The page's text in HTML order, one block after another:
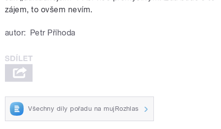
zájem, to ovšem nevím.
autor: Petr Příhoda
Všechny díly pořadu na mujRozhlas